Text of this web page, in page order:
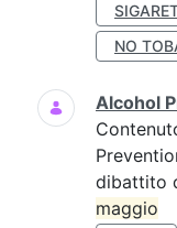
NO
Alcohol
dibattito
maggio